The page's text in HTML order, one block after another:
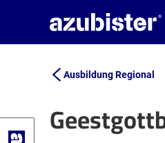
Ausbildung Regional